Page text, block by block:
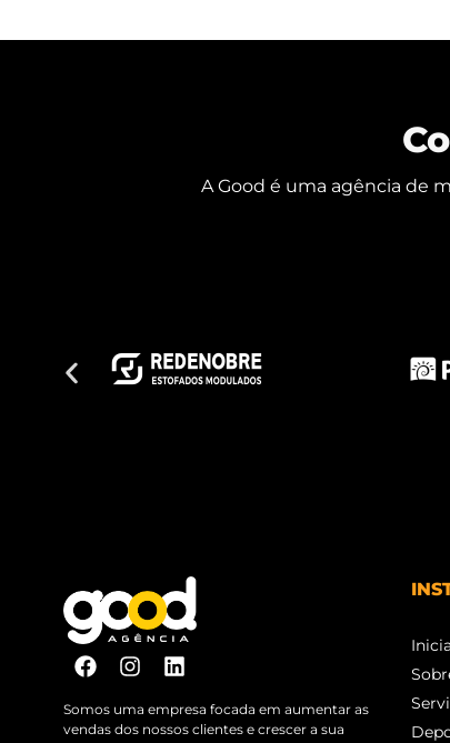
A Good é uma agência de
Somos uma empresa focada em aumentar as
vendas dos nossos clientes e crescer a sua